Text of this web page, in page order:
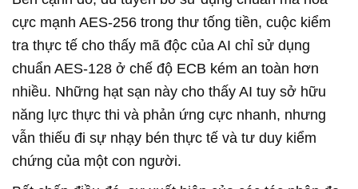
cực mạnh AES-256 trong thư tống tiền, cuộc kiểm
tra thực tế cho thấy mã độc của AI chỉ sử dụng
chuẩn AES-128 ở chế độ ECB kém an toàn hơn
nhiều. Những hạt sạn này cho thấy AI tuy sở hữu
năng lực thực thi và phản ứng cực nhanh, nhưng
vẫn thiếu đi sự nhạy bén thực tế và tư duy kiểm
chứng của một con người.